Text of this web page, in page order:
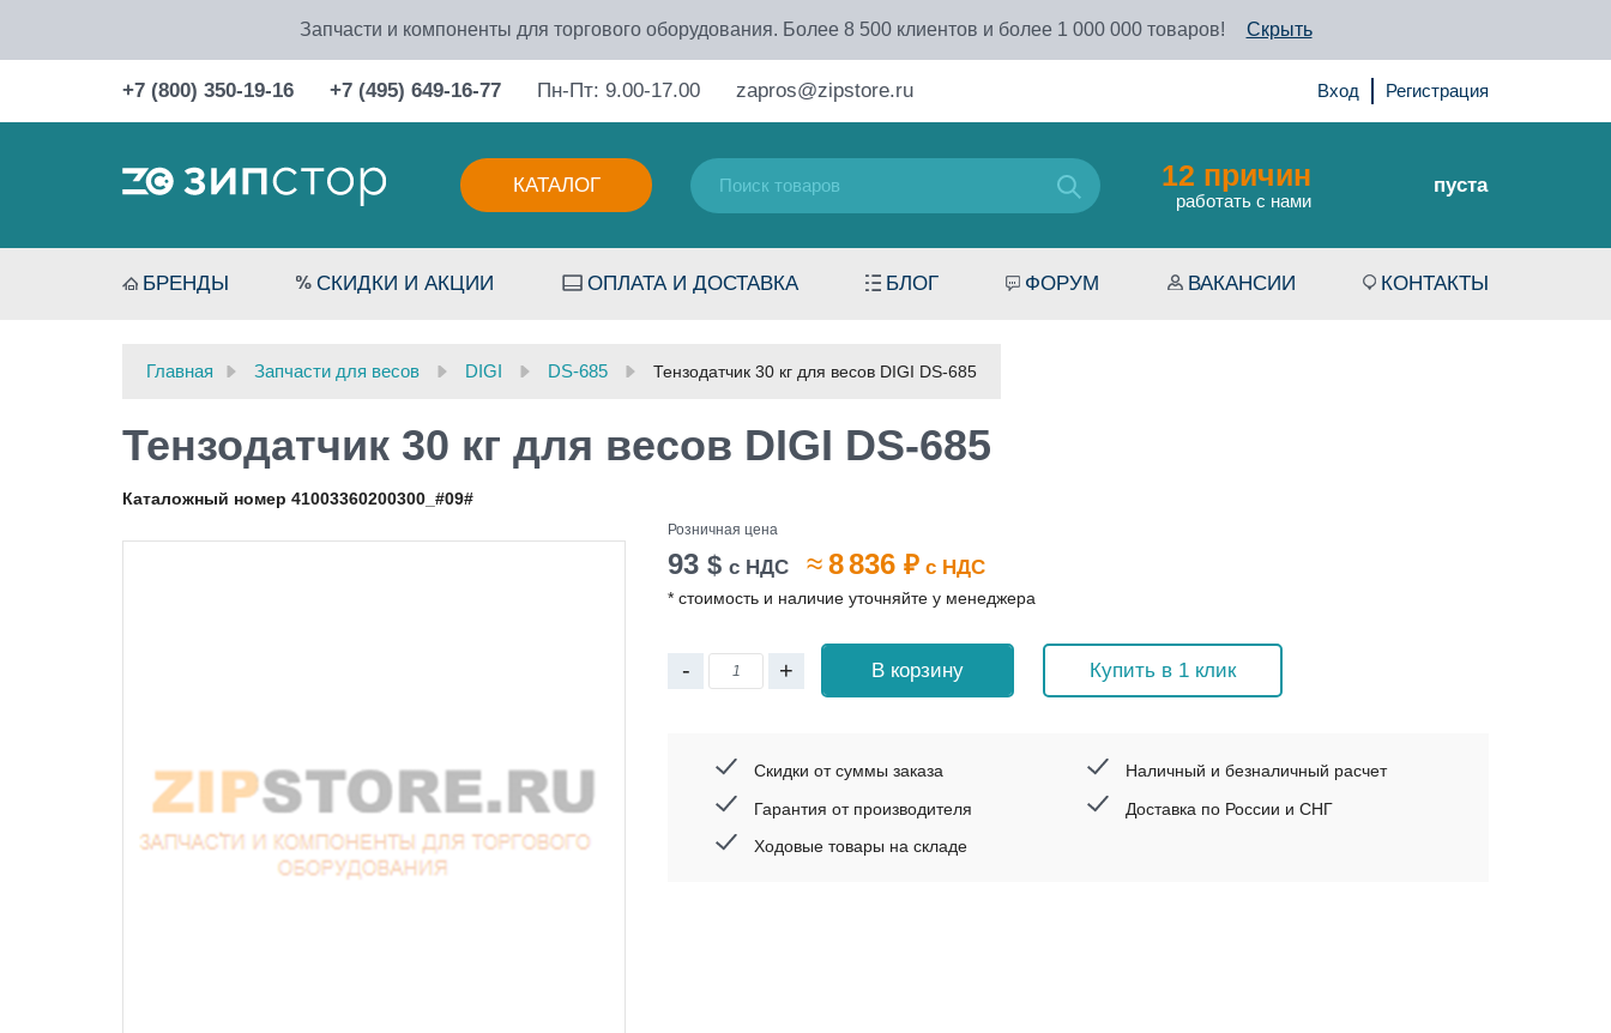
Запчасти и компоненты для торгового оборудования. Более 8 500 клиентов и более 1 000 000 товаров! Скрыть
+7 (800) 350-19-16 +7 (495) 649-16-77 Пн-Пт: 9.00-17.00 zapros@zipstore.ru Вход Регистрация
КАТАЛОГ 12 причин
работать с нами
пуста
БРЕНДЫ СКИДКИ И АКЦИИ ОПЛАТА И ДОСТАВКА БЛОГ ФОРУМ ВАКАНСИИ КОНТАКТЫ
Главная Запчасти для весов DIGI DS-685 Тензодатчик 30 кг для весов DIGI DS-685
Тензодатчик 30 кг для весов DIGI DS-685
Каталожный номер 41003360200300_#09#
Розничная цена
93 $ с НДС ≈8 836 ₽ с НДС
* стоимость и наличие уточняйте у менеджера
- + В корзину Купить в 1 клик
Скидки от суммы заказа
Гарантия от производителя
Ходовые товары на складе
Наличный и безналичный расчет
Доставка по России и СНГ